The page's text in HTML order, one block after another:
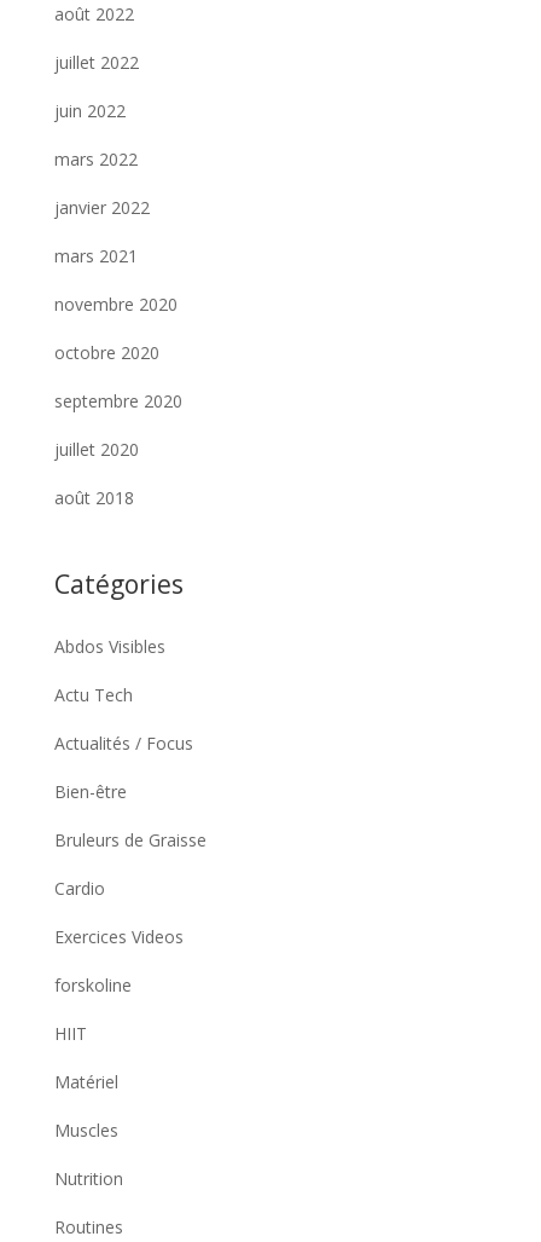
août 2022
juillet 2022
juin 2022
mars 2022
janvier 2022
mars 2021
novembre 2020
octobre 2020
septembre 2020
juillet 2020
août 2018
Catégories
Abdos Visibles
Actu Tech
Actualités / Focus
Bien-être
Bruleurs de Graisse
Cardio
Exercices Videos
forskoline
HIIT
Matériel
Muscles
Nutrition
Routines